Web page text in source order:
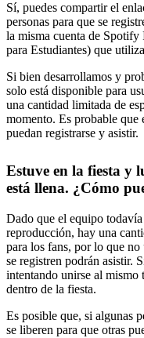
Sí, puedes compartir el
personas para que se
la misma cuenta de
para Estudiantes) que
Si bien desarrollamos y
solo está disponible para
una cantidad limitada de
momento. Es probable que
puedan registrarse y asistir.
Estuve en la fiesta y
está llena. ¿Cómo
Dado que el equipo
reproducción, hay una
para los fans, por lo que no
se registren podrán asistir.
intentando unirse al mismo
dentro de la fiesta.
Es posible que, si algunas
se liberen para que otras